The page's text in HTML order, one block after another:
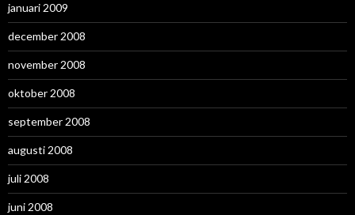
januari 2009
december 2008
november 2008
oktober 2008
september 2008
augusti 2008
juli 2008
juni 2008